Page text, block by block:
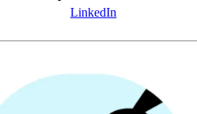
LinkedIn